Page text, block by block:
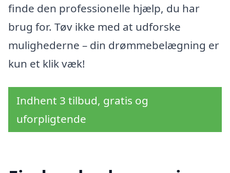
finde den professionelle hjælp, du har
brug for. Tøv ikke med at udforske
mulighederne – din drømmebelægning er
kun et klik væk!
Indhent 3 tilbud, gratis og
uforpligtende